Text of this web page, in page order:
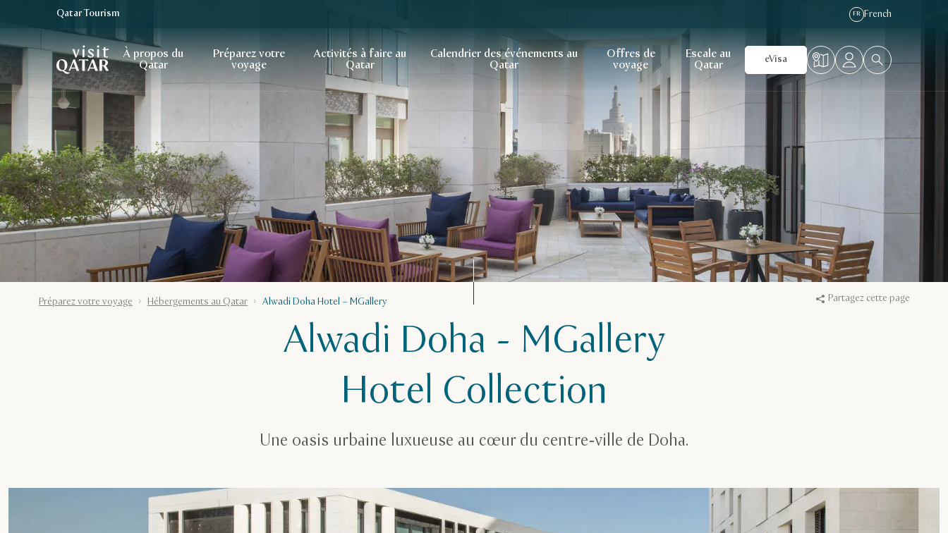
Page d’accueil de Visit Qatar
Qatar Tourism FR French
À propos du
Qatar
Préparez votre
voyage
Activités à faire au
Qatar
Calendrier des événements au
Qatar
Offres de
voyage
Escale au
Qatar eVisa
Préparez votre voyage Hébergements au Qatar Alwadi Doha Hotel – MGallery Partagez cette page
Alwadi Doha - MGallery
Hotel Collection
Une oasis urbaine luxueuse au cœur du centre-ville de Doha.